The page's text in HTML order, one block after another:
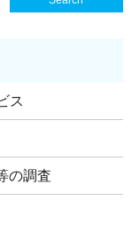
ス
の調査